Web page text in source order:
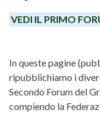
VEDI IL PRIMO
In queste pagine
ripubblichiamo i
Secondo Forum del
compiendo la